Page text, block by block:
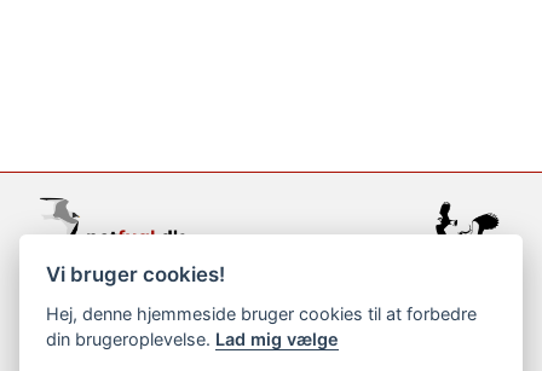
support@netfugl.dk
copyright © 2002-2023
Vi bruger cookies!
Hej, denne hjemmeside bruger cookies til at forbedre
din brugeroplevelse. Lad mig vælge